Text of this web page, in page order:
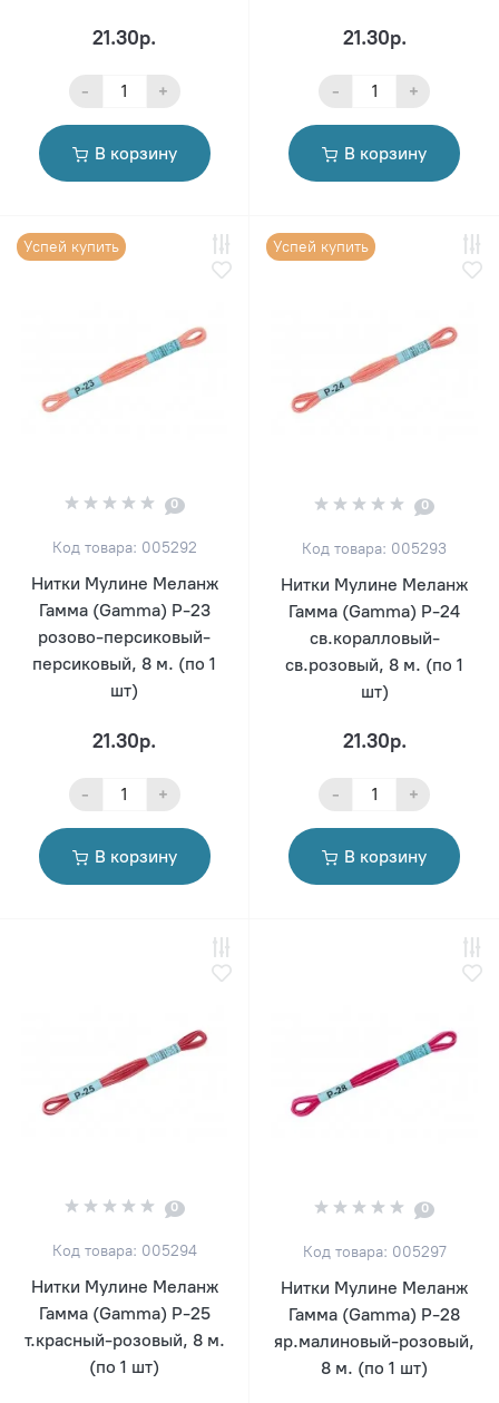
21.30р.
- +
В корзину
21.30р.
- +
В корзину
Успей купить
0
Код товара: 005292
Нитки Мулине Меланж
Гамма (Gamma) Р-23
розово-персиковый-
персиковый, 8 м. (по 1
шт)
21.30р.
- +
В корзину
Успей купить
0
Код товара: 005293
Нитки Мулине Меланж
Гамма (Gamma) Р-24
св.коралловый-
св.розовый, 8 м. (по 1
шт)
21.30р.
- +
В корзину
0
Код товара: 005294
Нитки Мулине Меланж
Гамма (Gamma) Р-25
т.красный-розовый, 8 м.
(по 1 шт)
0
Код товара: 005297
Нитки Мулине Меланж
Гамма (Gamma) Р-28
яр.малиновый-розовый,
8 м. (по 1 шт)